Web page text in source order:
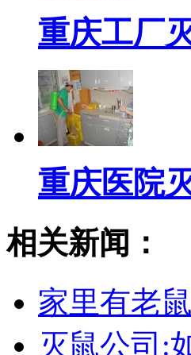
重庆工厂
重庆医院
相关新闻：
家里有老
灭鼠公司: